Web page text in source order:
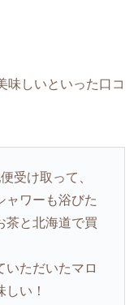
味しいといった口コ
受け取って、
ャワーも浴びた
茶と北海道で買
いただいたマロ
い！